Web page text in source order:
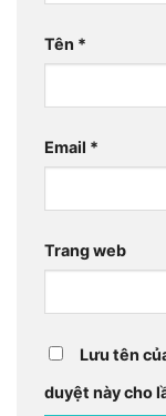
Tên *
Email *
Trang web
Lưu tên
duyệt này cho